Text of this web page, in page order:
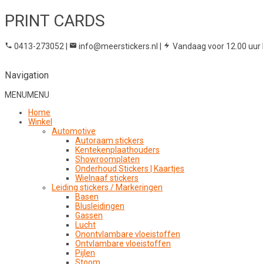
PRINT CARDS
0413-273052 | info@meerstickers.nl | Vandaag voor 12.00
Navigation
MENUMENU
Home
Winkel
Automotive
Autoraam stickers
Kentekenplaathouders
Showroomplaten
Onderhoud Stickers | Kaartjes
Wielnaaf stickers
Leiding stickers / Markeringen
Basen
Blusleidingen
Gassen
Lucht
Onontvlambare vloeistoffen
Ontvlambare vloeistoffen
Pijlen